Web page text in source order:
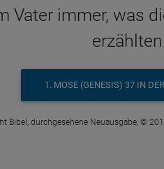
Vater immer, was
1. MOSE (GENESIS) 37 IN
Bibel, durchgesehene Neuausgabe, ©